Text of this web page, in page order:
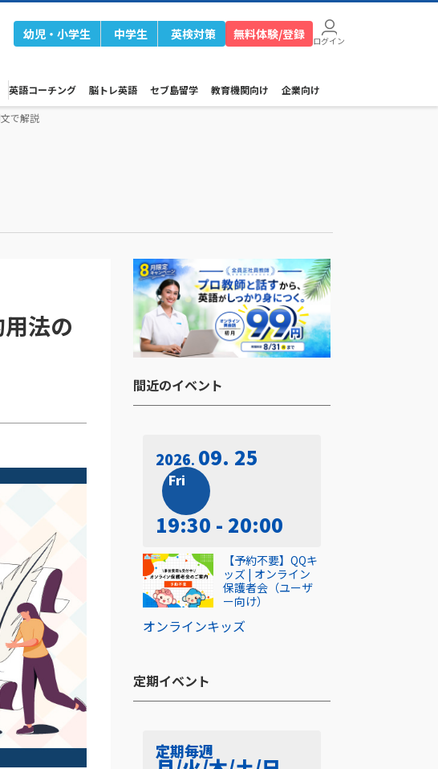
幼児・小学生 中学生 英検対策 無料体験/登録 ログイン
英語コーチング 脳トレ英語 セブ島留学 教育機関向け 企業向け
で解説
法の
間近のイベント​
2026 09. 25
Fri
19:30 - 20:00
オンラインキッズ
【予約不要】QQキ
ッズ | オンライン
保護者会（ユーザ
ー向け）
定期イベント​
定期毎週